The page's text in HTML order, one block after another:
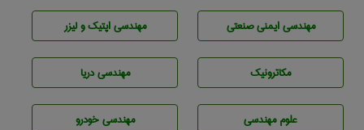
مهندسی ایمنی صنعتی مهندسی اپتیک و لیزر
مکاترونیک مهندسی دریا
علوم مهندسی مهندسی خودرو